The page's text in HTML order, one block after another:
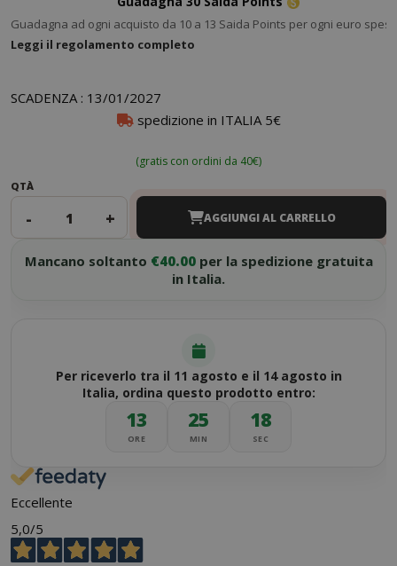
Guadagna ad ogni acquisto da 10 a 13 Saida Points per ogni euro
Leggi il regolamento completo
SCADENZA : 13/01/2027
spedizione in ITALIA 5€
(gratis con ordini da 40€)
QTÀ
- + AGGIUNGI AL CARRELLO
Mancano soltanto €40.00per la spedizione gratuita
in Italia.
Per riceverlo tra il 11 agosto e il 14 agosto in
Italia, ordina questo prodotto entro:
13
ORE
25
MIN
18
SEC
Eccellente
5,0/5